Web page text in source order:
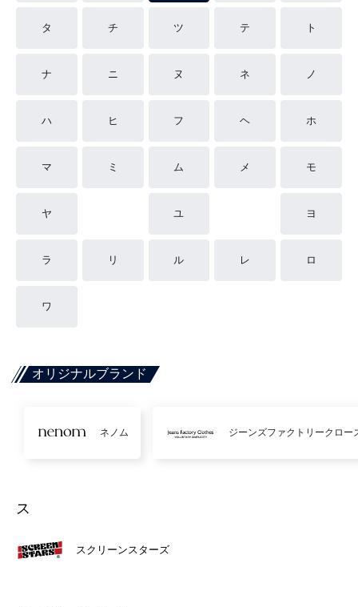
タ チ ツ テ ト
ナ ニ ヌ ネ ノ
ハ ヒ フ ヘ ホ
マ ミ ム メ モ
ヤ ユ ヨ
ラ リ ル レ ロ
ワ
オリジナルブランド
ネノム ジーンズファクトリークロー
ス
スクリーンスターズ